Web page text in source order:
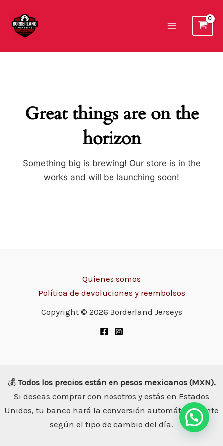
contenido
Great things are on the
horizon
Something big is brewing! Our store is in the
works and will be launching soon!
Quienes somos
Política de devoluciones y reembolsos
Copyright © 2026 Borderland Jerseys
💰 Todos los precios están en pesos mexicanos (MXN).
Si deseas comprar con nosotros y estás en Estados
Unidos, tu banco hará la conversión automáticamente
según el tipo de cambio del día.